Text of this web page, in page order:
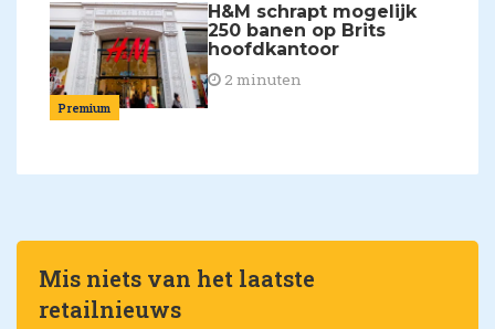
Premium
H&M schrapt mogelijk
250 banen op Brits
hoofdkantoor
2 minuten
Mis niets van het laatste
retailnieuws